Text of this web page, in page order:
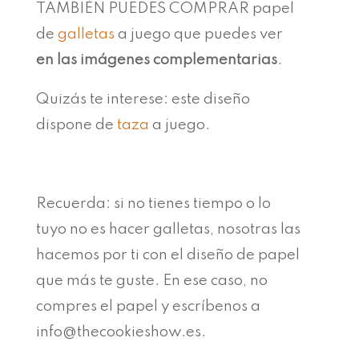
TAMBIÉN PUEDES COMPRAR papel
de galletas a juego que puedes ver
en las imágenes complementarias.
Quizás te interese: este diseño
dispone de taza a juego.
Recuerda: si no tienes tiempo o lo
tuyo no es hacer galletas, nosotras las
hacemos por ti con el diseño de papel
que más te guste. En ese caso, no
compres el papel y escríbenos a
info@thecookieshow.es.